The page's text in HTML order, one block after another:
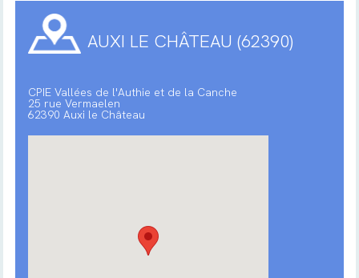
AUXI LE CHÂTEAU (62390)
CPIE Vallées de l'Authie et de la Canche
25 rue Vermaelen
62390 Auxi le Château